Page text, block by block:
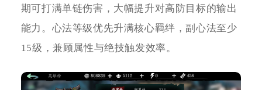
期可打满单链伤害，大幅提升对高防目标的输出
能力。心法等级优先升满核心羁绊，副心法至少
15级，兼顾属性与绝技触发效率。